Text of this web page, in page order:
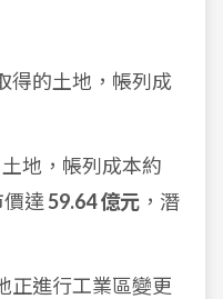
得的土地，帳列成
土地，帳列成本約
價達59.64 億元 ，潛
正進行工業區變更